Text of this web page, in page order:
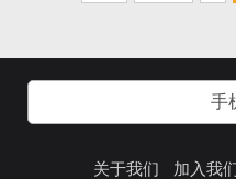
手
关于我们 加入我